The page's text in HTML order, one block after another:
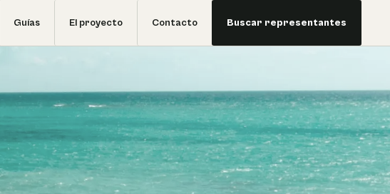
Guías El proyecto Contacto Buscar representantes